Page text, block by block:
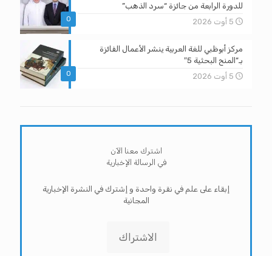
0
للدورة الرابعة من جائزة “سرد الذهب”
5 أوت 2026
0
مركز أبوظبي للغة العربية ينشر الأعمال الفائزة
بـ”المنح البحثية 5″
5 أوت 2026
اشترك معنا الآن
في الرسالة الإخبارية
إبقاء على علم في نقرة واحدة و إشترك في النشرة الإخبارية
المجانية
الاشتراك